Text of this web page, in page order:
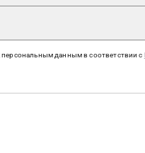
персональным данным в соответствии с